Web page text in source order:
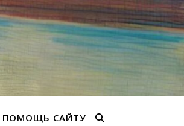
ПОМОЩЬ САЙТУ